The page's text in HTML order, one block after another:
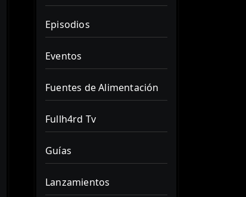
Episodios
Eventos
Fuentes de Alimentación
Fullh4rd Tv
Guías
Lanzamientos